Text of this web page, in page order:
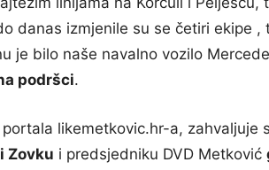
danas izmjenile su se četiri ekipe ,
je bilo naše navalno vozilo
podršci.
likemetkovic.hr-a, zahvaljuje
Zovku i predsjedniku DVD Metković